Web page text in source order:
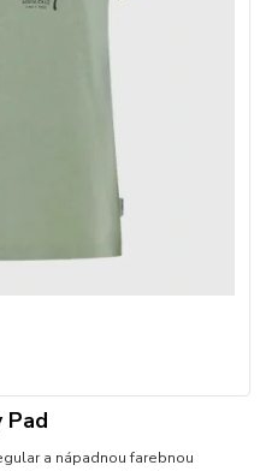
Pad
a nápadnou farebnou